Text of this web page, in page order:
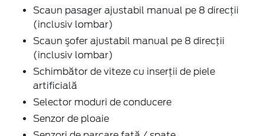
Scaun pasager ajustabil manual pe 8 direcţii
(inclusiv lombar)
Scaun şofer ajustabil manual pe 8 direcţii
(inclusiv lombar)
Schimbător de viteze cu inserţii de piele
artificială
Selector moduri de conducere
Senzor de ploaie